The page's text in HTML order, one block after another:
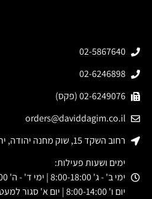
02-5867640
02-6246898
02-6249076 (פקס)
orders@daviddagim.co.il
רחוב השקד 15, שוק מחנה יהודה, ירושלים
ימים ושעות פעילות:
ימי ב' - ג' 8:00-18:00 | ימי ד' - ה' 8:00-20:00
יום ו' 8:00-14:00 | יום א' סגור למעט ערבי חג